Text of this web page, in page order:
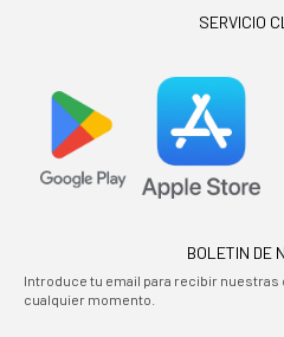
SERVICIO
BOLETIN DE
Introduce tu email para recibir nuestras
cualquier momento.